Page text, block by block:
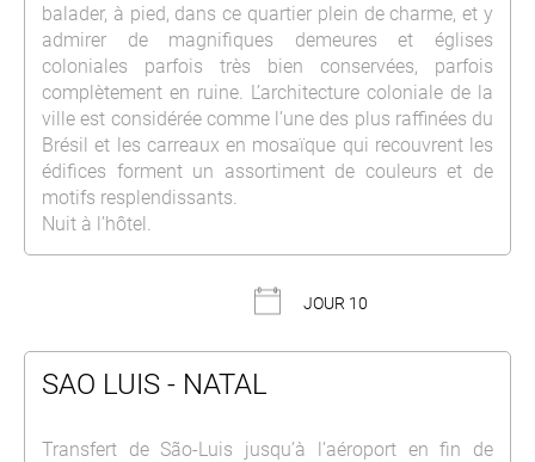
balader, à pied, dans ce quartier plein de charme, et y
admirer de magnifiques demeures et églises
coloniales parfois très bien conservées, parfois
complètement en ruine. L’architecture coloniale de la
ville est considérée comme l’une des plus raffinées du
Brésil et les carreaux en mosaïque qui recouvrent les
édifices forment un assortiment de couleurs et de
motifs resplendissants.
Nuit à l’hôtel.
JOUR 10
SAO LUIS - NATAL
Transfert de São-Luis jusqu’à l’aéroport en fin de